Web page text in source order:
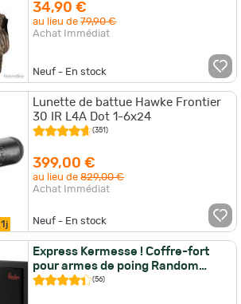
34,90 €
au lieu de79,90 €
Achat Immédiat
Neuf - En stock
1j
Lunette de battue Hawke Frontier
30 IR L4A Dot 1-6x24
(351)
399,00 €
au lieu de829,00 €
Achat Immédiat
Neuf - En stock
Express Kermesse ! Coffre-fort
pour armes de poing Random
Minium
(56)